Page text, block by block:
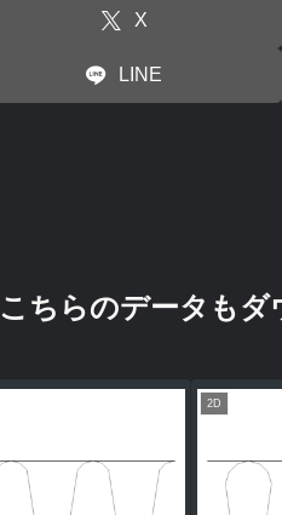
X
LINE
こちらのデータも
2D